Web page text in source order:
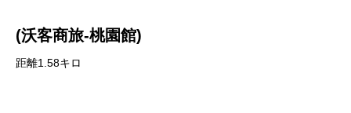
(沃客商旅-桃園館)
距離1.58キロ